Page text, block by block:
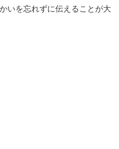
いを忘れずに伝えることが大